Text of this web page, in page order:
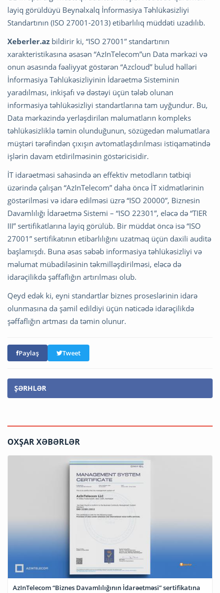
layiq görüldüyü Beynəlxalq İnformasiya Təhlükəsizliyi
Standartının (ISO 27001-2013) etibarlılıq müddəti uzadılıb.
Xeberler.az bildirir ki, “ISO 27001” standartının
xarakteristikasına əsasən “AzInTelecom”un Data mərkəzi və
onun əsasında fəaliyyət göstərən “Azcloud” bulud həlləri
İnformasiya Təhlükəsizliyinin İdarəetmə Sisteminin
yaradılması, inkişafı və dəstəyi üçün tələb olunan
informasiya təhlükəsizliyi standartlarına tam uyğundur. Bu,
Data mərkəzində yerləşdirilən məlumatların kompleks
təhlükəsizliklə təmin olunduğunun, sözügedən məlumatlara
müştəri tərəfindən çıxışın avtomatlaşdırılması istiqamətində
işlərin davam etdirilməsinin göstəricisidir.
İT idarəetməsi sahəsində ən effektiv metodların tətbiqi
üzərində çalışan “AzInTelecom” daha öncə İT xidmətlərinin
göstərilməsi və idarə edilməsi üzrə “ISO 20000”, Biznesin
Davamlılığı İdarəetmə Sistemi – “ISO 22301”, eləcə də “TIER
III” sertifikatlarına layiq görülüb. Bir müddət öncə isə “ISO
27001” sertifikatının etibarlılığını uzatmaq üçün daxili auditə
başlamışdı. Buna əsas səbəb informasiya təhlükəsizliyi və
məlumat mübadiləsinin təkmilləşdirilməsi, eləcə də
idarəçilikdə şəffaflığın artırılması olub.
Qeyd edək ki, eyni standartlar biznes proseslərinin idarə
olunmasına da şamil edildiyi üçün nəticədə idarəçilikdə
şəffaflığın artması da təmin olunur.
Paylaş Tweet
ŞƏRHLƏR
OXŞAR XƏBƏRLƏR
AzInTelecom “Biznes Davamlılığının İdarəetməsi” sertifikatına